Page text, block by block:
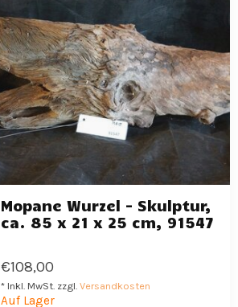
Mopane Wurzel - Skulptur,
ca. 85 x 21 x 25 cm, 91547
€108,00
* Inkl. MwSt. zzgl. Versandkosten
Auf Lager